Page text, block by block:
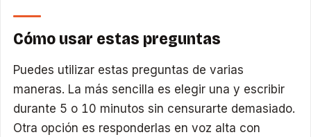
Cómo usar estas preguntas
Puedes utilizar estas preguntas de varias
maneras. La más sencilla es elegir una y escribir
durante 5 o 10 minutos sin censurarte demasiado.
Otra opción es responderlas en voz alta con